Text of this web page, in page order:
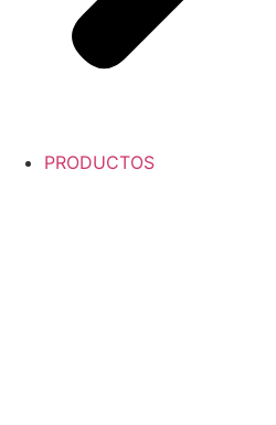
PRODUCTOS